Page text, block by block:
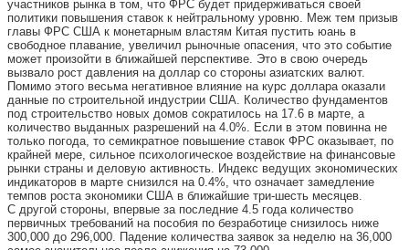
участников рынка в том, что ФРС будет придерживаться своей
политики повышения ставок к нейтральному уровню. Меж тем призыв
главы ФРС США к монетарным властям Китая пустить юань в
свободное плавание, увеличил рыночные опасения, что это событие
может произойти в ближайшей перспективе. Это в свою очередь
вызвало рост давления на доллар со стороны азиатских валют.
Помимо этого весьма негативное влияние на курс доллара оказали
данные по строительной индустрии США. Количество фундаментов
под строительство новых домов сократилось на 17.6 в марте, а
количество выданных разрешений на 4.0%. Если в этом повинна не
только погода, то семикратное повышение ставок ФРС оказывает, по
крайней мере, сильное психологическое воздействие на финансовые
рынки страны и деловую активность. Индекс ведущих экономических
индикаторов в марте снизился на 0.4%, что означает замедление
темпов роста экономики США в ближайшие три-шесть месяцев.
С другой стороны, впервые за последние 4.5 года количество
первичных требований на пособия по безработице снизилось ниже
300,000 до 296,000. Падение количества заявок за неделю на 36,000